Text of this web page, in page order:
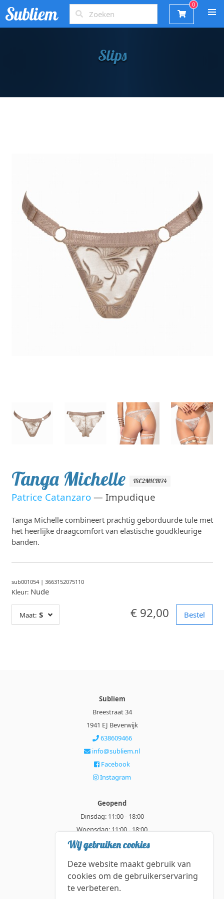
Slips
Tanga Michelle ISC2MICH174
Patrice Catanzaro— Impudique
Tanga Michelle combineert prachtig geborduurde tule met
het heerlijke draagcomfort van elastische goudkleurige
banden.
sub001054 | 3663152075110
Kleur: Nude
Maat: S € 92,00 Bestel
Subliem
Breestraat 34
1941 EJ Beverwijk
638609466
info@subliem.nl
Facebook
Instagram
Geopend
Dinsdag: 11:00 - 18:00
Woensdag: 11:00 - 18:00
Donderdag: 11:00 - 21:00
Zaterdag: 11:00 - 18:00
Alle getoonde prijzen zijn incl. BTW.
Wij gebruiken cookies
Deze website maakt gebruik van
cookies om de gebruikerservaring
te verbeteren.